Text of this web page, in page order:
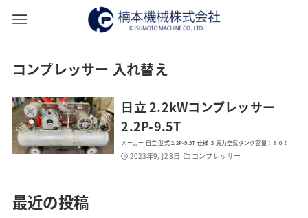
コンプレッサー 入れ替え
日立 2.2kWコンプレッサー
2.2P-9.5T
メーカー 日立 型式 2.2P-9.5T 仕様 ３馬力空気タンク容量：８０ℓ
2023年9月28日 コンプレッサー
最近の投稿